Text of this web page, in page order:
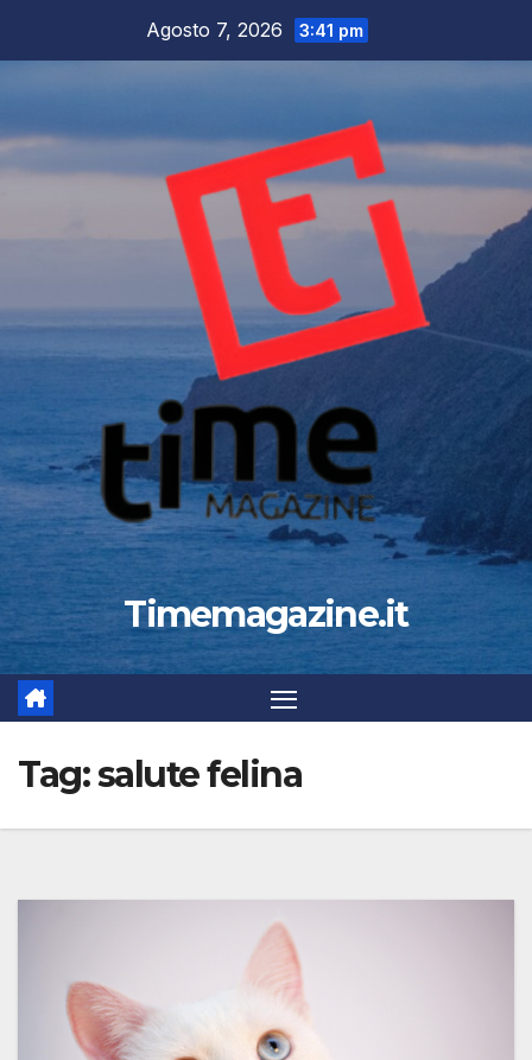
Agosto 7, 2026 3:41 pm
Timemagazine.it
Tag:salute felina